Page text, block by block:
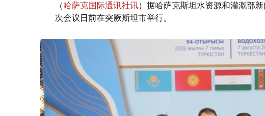
（哈萨克国际通讯社讯）据哈萨克斯坦水资源和灌溉部
次会议日前在突厥斯坦市举行。